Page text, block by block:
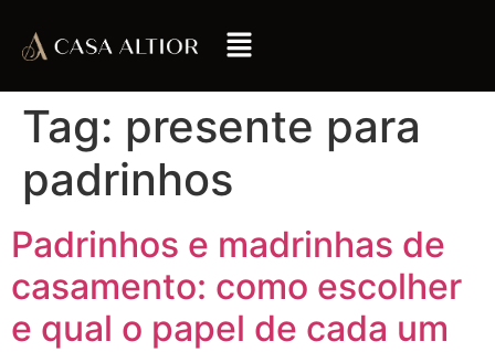
Tag: presente para
padrinhos
Padrinhos e madrinhas de
casamento: como escolher
e qual o papel de cada um